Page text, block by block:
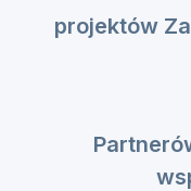
projektów